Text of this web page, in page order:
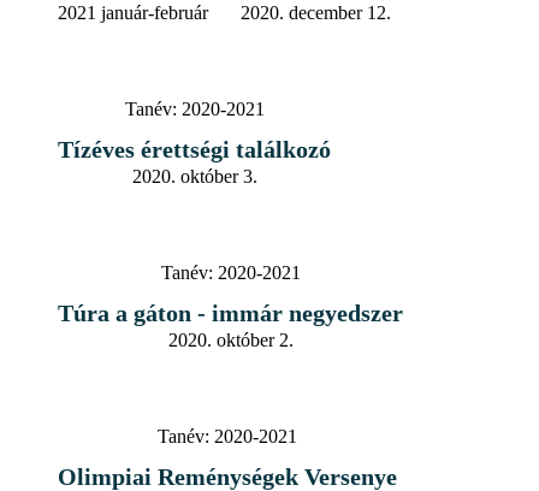
2021 január-február 2020. december 12.
Tanév: 2020-2021
Tízéves érettségi találkozó
2020. október 3.
Tanév: 2020-2021
Túra a gáton - immár negyedszer
2020. október 2.
Tanév: 2020-2021
Olimpiai Reménységek Versenye